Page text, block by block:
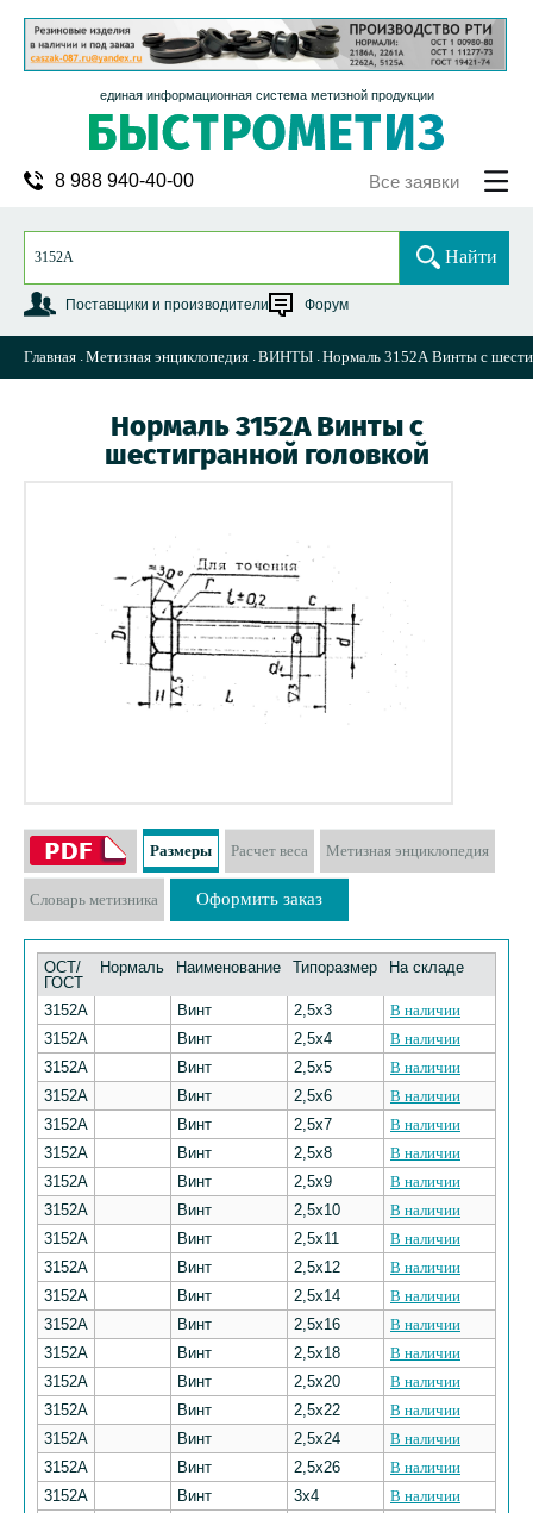
единая информационная система метизной продукции
8 988 940-40-00 Все заявки
Поставщики и производители Форум
Найти
Главная Метизная энциклопедия ВИНТЫ Нормаль 3152А Винты с
Нормаль 3152А Винты с
шестигранной головкой
Размеры Расчет веса Метизная энциклопедия
Словарь метизника Оформить заказ
ОСТ/
ГОСТ
Нормаль Наименование Типоразмер На складе
3152А Винт 2,5х3
В наличии
3152А
Винт 2,5х4
В наличии
3152А
Винт 2,5х5
В наличии
3152А
Винт 2,5х6
В наличии
3152А
Винт 2,5х7
В наличии
3152А
Винт 2,5х8
В наличии
3152А
Винт 2,5х9
В наличии
3152А
Винт 2,5х10
В наличии
3152А
Винт 2,5х11
В наличии
3152А
Винт 2,5х12
В наличии
3152А
Винт 2,5х14
В наличии
3152А
Винт 2,5х16
В наличии
3152А
Винт 2,5х18
В наличии
3152А
Винт 2,5х20
В наличии
3152А
Винт 2,5х22
В наличии
3152А
Винт 2,5х24
В наличии
3152А
Винт 2,5х26
В наличии
3152А
Винт 3х4
В наличии